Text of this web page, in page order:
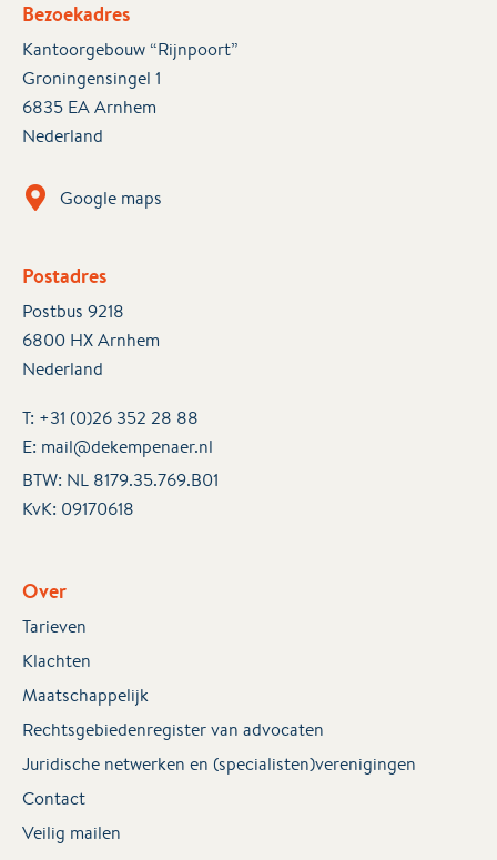
Bezoekadres
Kantoorgebouw “Rijnpoort”
Groningensingel 1
6835 EA Arnhem
Nederland
Google maps
Postadres
Postbus 9218
6800 HX Arnhem
Nederland
T: +31 (0)26 352 28 88
E: mail@dekempenaer.nl
BTW: NL 8179.35.769.B01
KvK: 09170618
Over
Tarieven
Klachten
Maatschappelijk
Rechtsgebiedenregister van advocaten
Juridische netwerken en (specialisten)verenigingen
Contact
Veilig mailen